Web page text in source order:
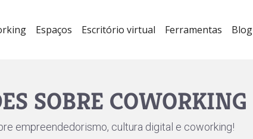
Espaços Escritório virtual Ferramentas Blog
SOBRE COWORKING
empreendedorismo, cultura digital e coworking!